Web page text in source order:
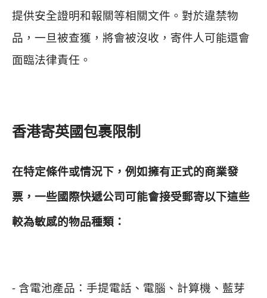
提供安全證明和報關等相關文件。對於違禁物
品，一旦被查獲，將會被沒收，寄件人可能還會
面臨法律責任。
香港寄英國包裹限制
在特定條件或情況下，例如擁有正式的商業發
票，一些國際快遞公司可能會接受郵寄以下這些
較為敏感的物品種類：
- 含電池產品：手提電話、電腦、計算機、藍芽